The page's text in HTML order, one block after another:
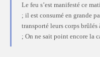
Le feu s’est manifesté ce
; il est consumé en grande
transporté leurs corps
; On ne sait point encore la